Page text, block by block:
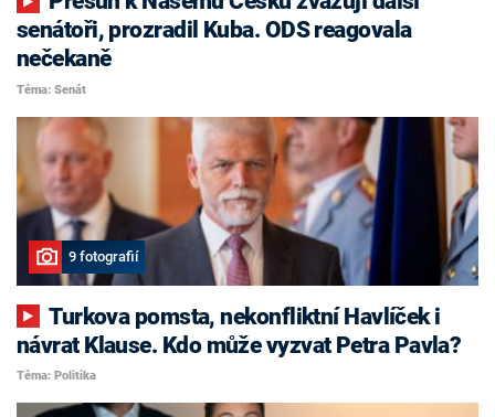
senátoři, prozradil Kuba. ODS reagovala
nečekaně
Téma: Senát
9 fotografií
Turkova pomsta, nekonfliktní Havlíček i
návrat Klause. Kdo může vyzvat Petra Pavla?
Téma: Politika